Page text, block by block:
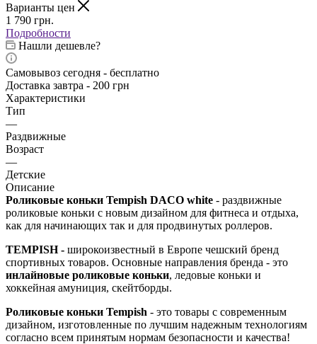
Варианты цен
1 790 грн.
Подробности
Нашли дешевле?
Самовывоз сегодня - бесплатно
Доставка завтра - 200 грн
Характеристики
Тип
—
Раздвижные
Возраст
—
Детские
Описание
Роликовые коньки Tempish DACO white - раздвижные
роликовые коньки с новым дизайном для фитнеса и отдыха,
как для начинающих так и для продвинутых роллеров.
TEMPISH - широкоизвестный в Европе чешский бренд
спортивных товаров. Основные направления бренда - это
инлайновые роликовые коньки, ледовые коньки и
хоккейная амуниция, скейтборды.
Роликовые коньки Tempish - это товары с современным
дизайном, изготовленные по лучшим надежным технологиям
согласно всем принятым нормам безопасности и качества!